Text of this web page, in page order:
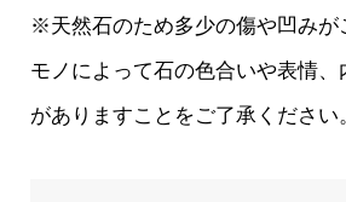
※天然石のため多少の傷や凹みが
モノによって石の色合いや表情、
がありますことをご了承ください